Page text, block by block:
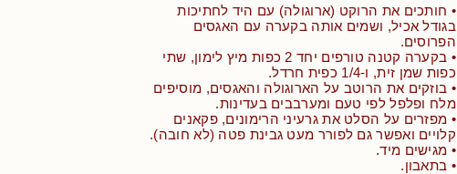
• חותכים את הרוקט (ארוגולה) עם היד לחתיכות
בגודל אכיל, ושמים אותה בקערה עם האגסים
הפרוסים.
• בקערה קטנה טורפים יחד 2 כפות מיץ לימון, שתי
כפות שמן זית, ו-1/4 כפית חרדל.
• בוזקים את הרוטב על הארוגולה והאגסים, מוסיפים
מלח ופלפל לפי טעם ומערבבים בעדינות.
• מפזרים על הסלט את גרעיני הרימונים, פקאנים
קלויים ואפשר גם לפורר מעט גבינת פטה (לא חובה).
• מגישים מיד.
• בתאבון.